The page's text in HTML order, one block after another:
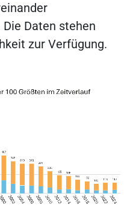
Daten stehen
zur Verfügung.